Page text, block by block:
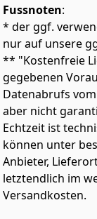
(CMR),
Firmware
Jahren
Recovery
IronWolf
Conventional
konsistente,
sodass
Daten
bis zu 300
beschränkte
Fussnoten:
* der ggf.
nur auf unsere
** "Kostenfreie
gegebenen
Datenabrufs
aber nicht
Echtzeit ist
können unter
Anbieter,
letztendlich im
Versandkosten.